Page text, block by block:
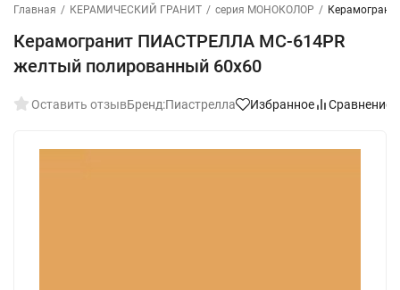
Главная / КЕРАМИЧЕСКИЙ ГРАНИТ / серия МОНОКОЛОР /
Керамогранит ПИАСТРЕЛЛА MC-614PR
желтый полированный 60x60
Оставить отзывБренд:Пиастрелла Избранное Сравнение